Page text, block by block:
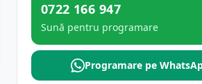
0722 166 947
Sună pentru programare
Programare pe